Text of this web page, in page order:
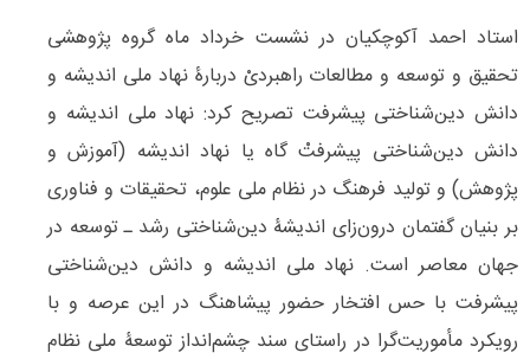
استاد احمد آکوچکیان در نشست‌ خرداد ماه گروه پژوهشی
تحقیق و توسعه و مطالعات راهبردیْ دربارۀ نهاد ملی اندیشه و
دانش دین‌شناختی پیشرفت تصریح کرد: نهاد ملی اندیشه و
دانش دین‌‌شناختی پیشرفتْ گاه یا نهاد اندیشه (آموزش و
پژوهش) و تولید فرهنگ در نظام ملی علوم، تحقیقات و فناوری
بر بنیان گفتمان درون‌‌زای اندیشۀ دین‌شناختی رشد ـ توسعه در
جهان معاصر است. نهاد ملی اندیشه و دانش دین‌‌شناختی
پیشرفت با حس افتخار حضور پیشاهنگ در این عرصه و با
رویکرد مأموریت‌گرا در راستای سند چشم‌انداز توسعۀ ملی نظام